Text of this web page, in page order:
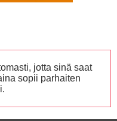
jotta sinä saat
sopii parhaiten